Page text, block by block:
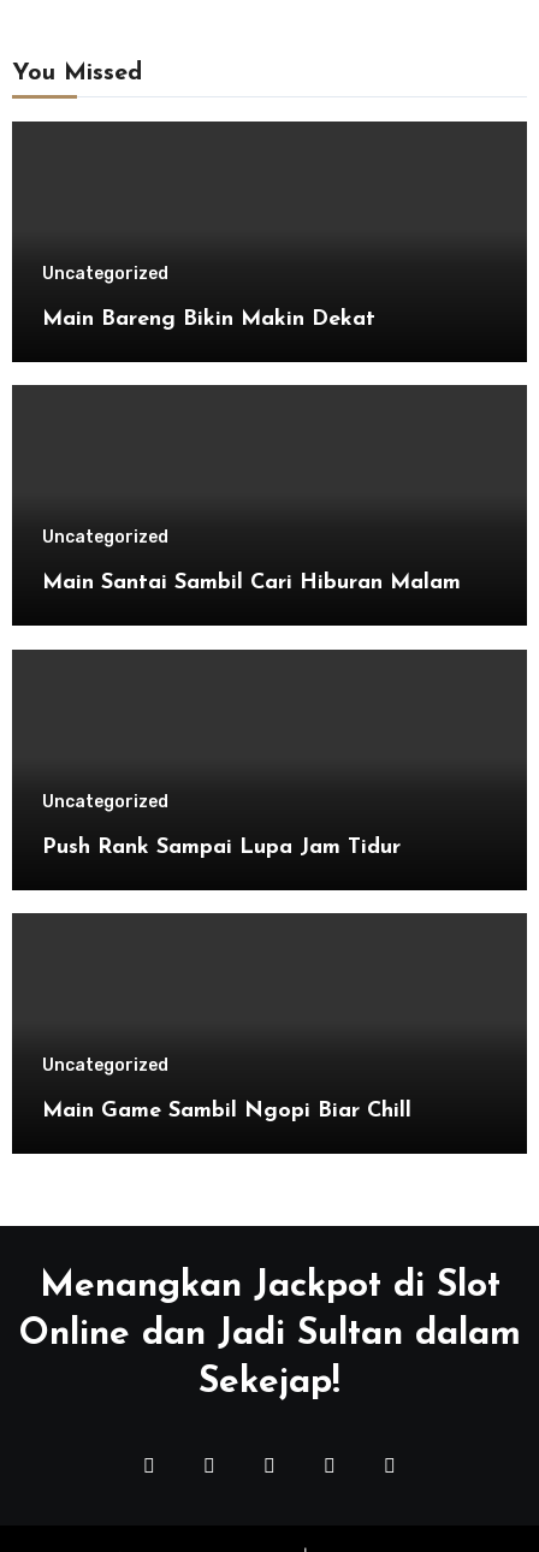
You Missed
Uncategorized
Main Bareng Bikin Makin Dekat
Uncategorized
Main Santai Sambil Cari Hiburan Malam
Uncategorized
Push Rank Sampai Lupa Jam Tidur
Uncategorized
Main Game Sambil Ngopi Biar Chill
Menangkan Jackpot di Slot
Online dan Jadi Sultan dalam
Sekejap!